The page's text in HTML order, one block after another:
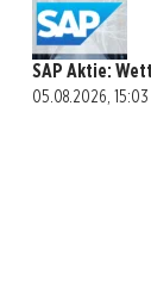
SAP Aktie:
05.08.2026, 15:03